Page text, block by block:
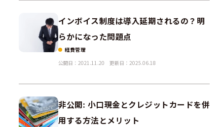
インボイス制度は導入延期されるの？明
らかになった問題点
経費管理
公開日：2021.11.20
更新日：2025.06.18
非公開: 小口現金とクレジットカードを併
用する方法とメリット